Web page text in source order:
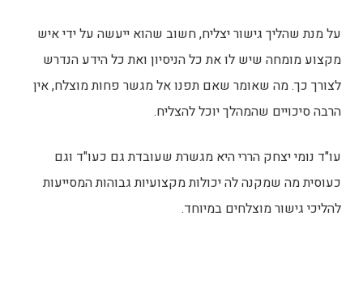
על מנת שהליך גישור יצליח, חשוב שהוא ייעשה על ידי איש
מקצוע מומחה שיש לו את כל הניסיון ואת כל הידע הנדרש
לצורך כך. מה שאומר שאם תפנו אל מגשר פחות מוצלח, אין
הרבה סיכויים שהמהלך יוכל להצליח.
עו"ד נומי יצחק הררי היא מגשרת שעובדת גם כעו"ד וגם
כעוסית מה שמקנה לה יכולות מקצועיות גבוהות המסייעות
להליכי גישור מוצלחים במיוחד.